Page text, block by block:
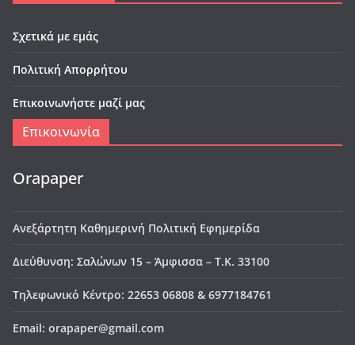
Σχετικά με εμάς
Πολιτική Απορρήτου
Επικοινωνήστε μαζί μας
Επικοινωνία
Orapaper
Ανεξάρτητη Καθημερινή Πολιτική Εφημερίδα
Διεύθυνση: Σαλώνων 15 – Άμφισσα – Τ.Κ. 33100
Τηλεφωνικό Κέντρο: 22653 06808 & 6977184761
Email: orapaper@gmail.com